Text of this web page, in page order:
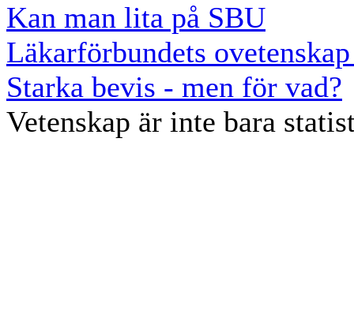
Kan man lita på SBU
Läkarförbundets
Starka bevis - men för vad?
Vetenskap är inte bara